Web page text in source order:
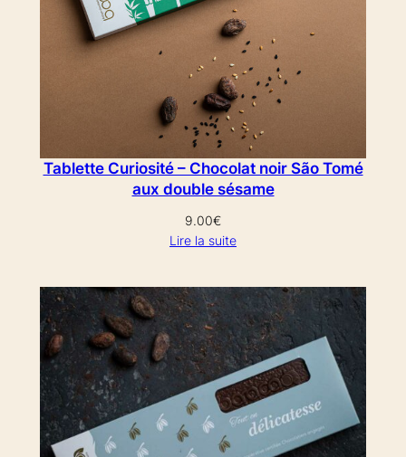
Tablette Curiosité – Chocolat noir São Tomé
aux double sésame
9.00€
Lire la suite